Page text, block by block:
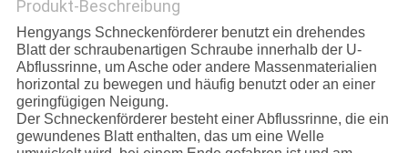
Produkt-Beschreibung
Hengyangs Schneckenförderer benutzt ein drehendes
Blatt der schraubenartigen Schraube innerhalb der U-
Abflussrinne, um Asche oder andere Massenmaterialien
horizontal zu bewegen und häufig benutzt oder an einer
geringfügigen Neigung.
Der Schneckenförderer besteht einer Abflussrinne, die ein
gewundenes Blatt enthalten, das um eine Welle